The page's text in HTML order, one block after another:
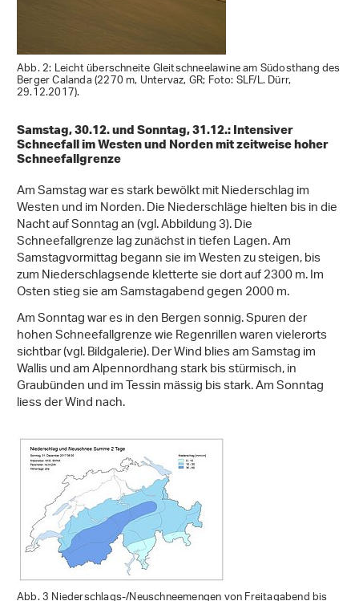
Abb. 2: Leicht überschneite Gleitschneelawine am Südosthang des
Berger Calanda (2270 m, Untervaz, GR; Foto: SLF/L. Dürr,
29.12.2017).
Samstag, 30.12. und Sonntag, 31.12.: Intensiver
Schneefall im Westen und Norden mit zeitweise hoher
Schneefallgrenze
Am Samstag war es stark bewölkt mit Niederschlag im
Westen und im Norden. Die Niederschläge hielten bis in die
Nacht auf Sonntag an (vgl. Abbildung 3). Die
Schneefallgrenze lag zunächst in tiefen Lagen. Am
Samstagvormittag begann sie im Westen zu steigen, bis
zum Niederschlagsende kletterte sie dort auf 2300 m. Im
Osten stieg sie am Samstagabend gegen 2000 m.
Am Sonntag war es in den Bergen sonnig. Spuren der
hohen Schneefallgrenze wie Regenrillen waren vielerorts
sichtbar (vgl. Bildgalerie). Der Wind blies am Samstag im
Wallis und am Alpennordhang stark bis stürmisch, in
Graubünden und im Tessin mässig bis stark. Am Sonntag
liess der Wind nach.